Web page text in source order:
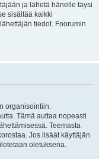
ja lähetä hänelle täysi
sisältää kaikki
tiedot. Foorumin
organisointiin.
Tämä auttaa nopeasti
Teemasta
Jos lisäät käyttäjän
oletuksena.